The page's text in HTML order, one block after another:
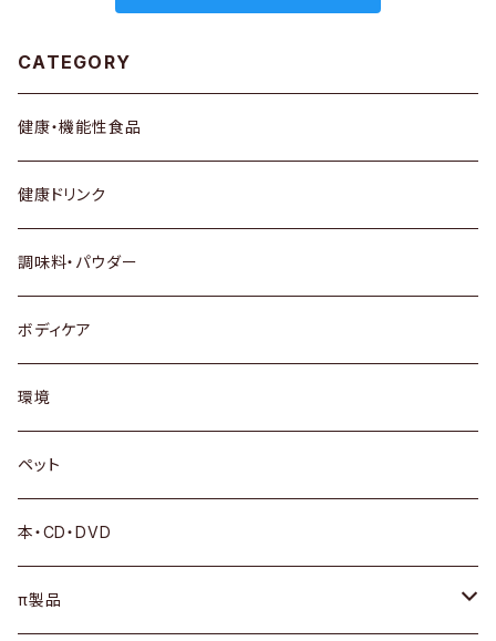
CATEGORY
健康・機能性食品
健康ドリンク
調味料・パウダー
ボディケア
環境
ペット
本・CD・DVD
π製品